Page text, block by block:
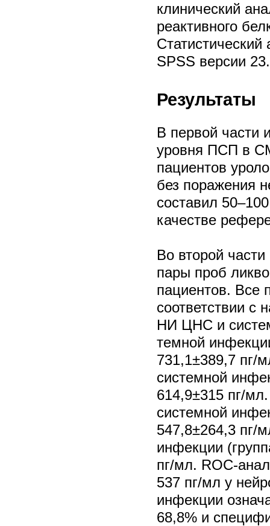
клинический
реактивного
SPSS версии
Результаты
В первой части
уровня ПСП в
пациентов
без поражения
составил
качестве
Во второй
пары проб
пациентов. Все
соответствии с
НИ ЦНС и
темной
731,1±389,7 пг/
системной
614,9±315 пг/
системной
547,8±264,3 пг/
инфекции
пг/мл. ROC-
537 пг/мл у
инфекции
68,8% и